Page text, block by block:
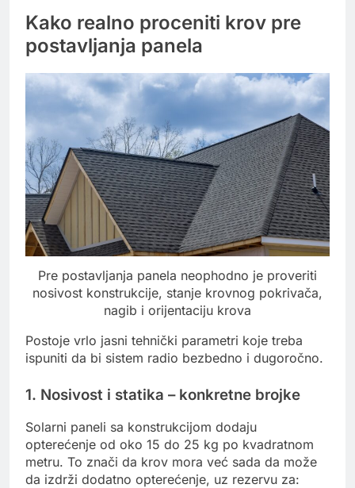
Kako realno proceniti krov pre
postavljanja panela
Pre postavljanja panela neophodno je proveriti
nosivost konstrukcije, stanje krovnog pokrivača,
nagib i orijentaciju krova
Postoje vrlo jasni tehnički parametri koje treba
ispuniti da bi sistem radio bezbedno i dugoročno.
1. Nosivost i statika – konkretne brojke
Solarni paneli sa konstrukcijom dodaju
opterećenje od oko 15 do 25 kg po kvadratnom
metru. To znači da krov mora već sada da može
da izdrži dodatno opterećenje, uz rezervu za: